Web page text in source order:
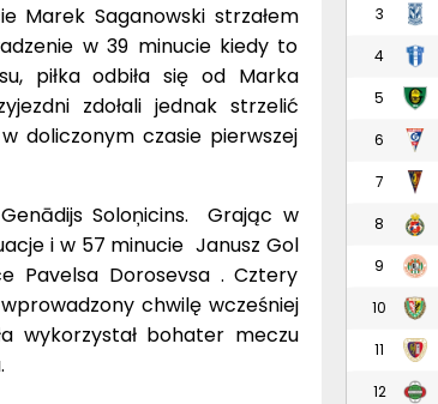
Marek Saganowski strzałem
w 39 minucie kiedy to
piłka odbiła się od Marka
zdołali jednak strzelić
doliczonym czasie pierwszej
Soloņicins. Grając w
i w 57 minucie Janusz Gol
Pavelsa Dorosevsa . Cztery
chwilę wcześniej
wykorzystał bohater meczu
3
4
5
6
7
8
9
10
11
12